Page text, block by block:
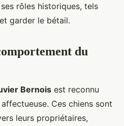
rôles historiques, tels
garder le bétail.
du
Bernois est reconnu
Ces chiens sont
leurs propriétaires,